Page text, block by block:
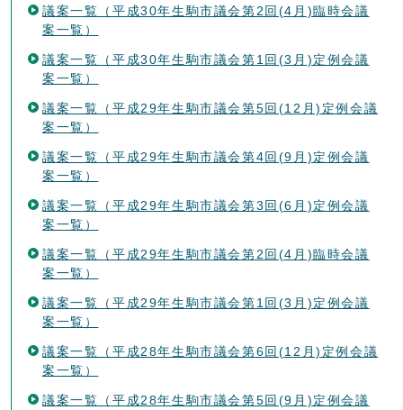
議案一覧（平成30年生駒市議会第2回(4月)臨時会議
案一覧）
議案一覧（平成30年生駒市議会第1回(3月)定例会議
案一覧）
議案一覧（平成29年生駒市議会第5回(12月)定例会議
案一覧）
議案一覧（平成29年生駒市議会第4回(9月)定例会議
案一覧）
議案一覧（平成29年生駒市議会第3回(6月)定例会議
案一覧）
議案一覧（平成29年生駒市議会第2回(4月)臨時会議
案一覧）
議案一覧（平成29年生駒市議会第1回(3月)定例会議
案一覧）
議案一覧（平成28年生駒市議会第6回(12月)定例会議
案一覧）
議案一覧（平成28年生駒市議会第5回(9月)定例会議